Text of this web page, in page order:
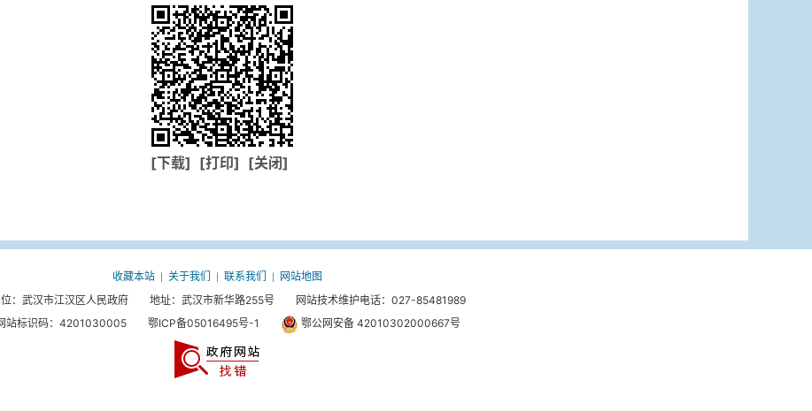
[下载] [打印] [关闭]
收藏本站 关于我们 联系我们
网站地图
位：武汉市江汉区人民政府 地址：武汉市新华路255号 网站技术维护电话：027-85481989
站标识码：4201030005 鄂ICP备05016495号-1 鄂公网安备 42010302000667号